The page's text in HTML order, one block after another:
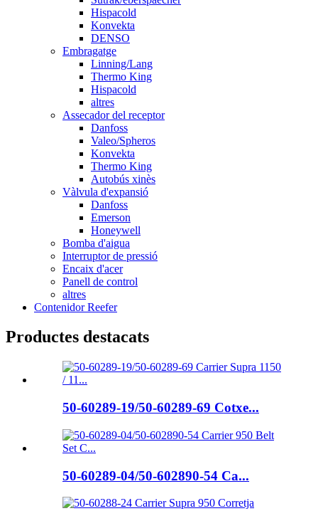
Hispacold
Konvekta
DENSO
Embragatge
Linning/Lang
Thermo King
Hispacold
altres
Assecador del receptor
Danfoss
Valeo/Spheros
Konvekta
Thermo King
Autobús xinès
Vàlvula d'expansió
Danfoss
Emerson
Honeywell
Bomba d'aigua
Interruptor de pressió
Encaix d'acer
Panell de control
altres
Contenidor Reefer
Productes destacats
50-60289-19/50-60289-69 Cotxe...
50-60289-04/50-602890-54 Ca...